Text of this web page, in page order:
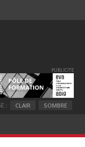
PUBLICITE
: CLAIR SOMBRE